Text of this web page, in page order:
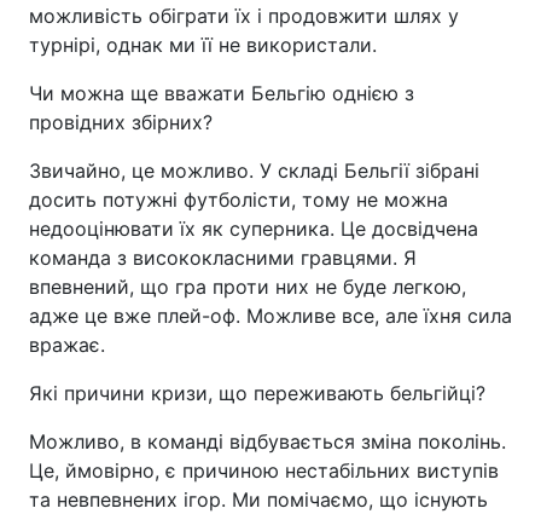
можливість обіграти їх і продовжити шлях у
турнірі, однак ми її не використали.
Чи можна ще вважати Бельгію однією з
провідних збірних?
Звичайно, це можливо. У складі Бельгії зібрані
досить потужні футболісти, тому не можна
недооцінювати їх як суперника. Це досвідчена
команда з висококласними гравцями. Я
впевнений, що гра проти них не буде легкою,
адже це вже плей-оф. Можливе все, але їхня сила
вражає.
Які причини кризи, що переживають бельгійці?
Можливо, в команді відбувається зміна поколінь.
Це, ймовірно, є причиною нестабільних виступів
та невпевнених ігор. Ми помічаємо, що існують